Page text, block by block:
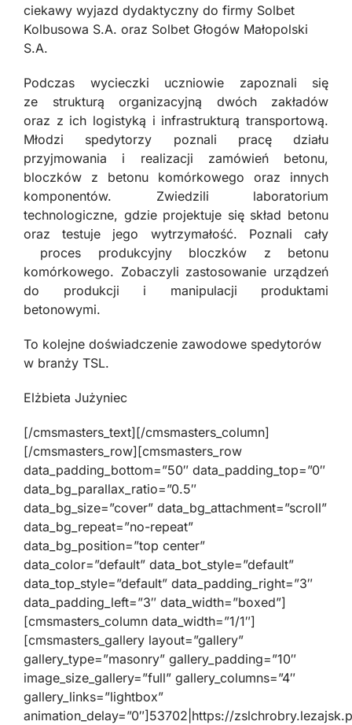
ciekawy wyjazd dydaktyczny do firmy Solbet
Kolbusowa S.A. oraz Solbet Głogów Małopolski
S.A.
Podczas wycieczki uczniowie zapoznali się
ze strukturą organizacyjną dwóch zakładów
oraz z ich logistyką i infrastrukturą transportową.
Młodzi spedytorzy poznali pracę działu
przyjmowania i realizacji zamówień betonu,
bloczków z betonu komórkowego oraz innych
komponentów. Zwiedzili laboratorium
technologiczne, gdzie projektuje się skład betonu
oraz testuje jego wytrzymałość. Poznali cały
proces produkcyjny bloczków z betonu
komórkowego. Zobaczyli zastosowanie urządzeń
do produkcji i manipulacji produktami
betonowymi.
To kolejne doświadczenie zawodowe spedytorów
w branży TSL.
Elżbieta Jużyniec
[/cmsmasters_text][/cmsmasters_column]
[/cmsmasters_row][cmsmasters_row
data_padding_bottom=”50″ data_padding_top=”0″
data_bg_parallax_ratio=”0.5″
data_bg_size=”cover” data_bg_attachment=”scroll”
data_bg_repeat=”no-repeat”
data_bg_position=”top center”
data_color=”default” data_bot_style=”default”
data_top_style=”default” data_padding_right=”3″
data_padding_left=”3″ data_width=”boxed”]
[cmsmasters_column data_width=”1/1″]
[cmsmasters_gallery layout=”gallery”
gallery_type=”masonry” gallery_padding=”10″
image_size_gallery=”full” gallery_columns=”4″
gallery_links=”lightbox”
animation_delay=”0″]53702|https://